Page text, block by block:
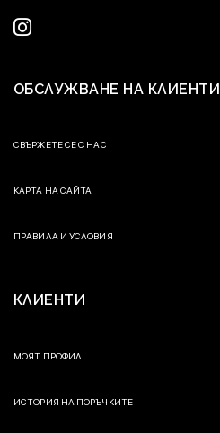
ОБСЛУЖВАНЕ НА КЛИЕНТИ
СВЪРЖЕТЕ СЕ С НАС
КАРТА НА САЙТА
ПРАВИЛА И УСЛОВИЯ
КЛИЕНТИ
МОЯТ ПРОФИЛ
ИСТОРИЯ НА ПОРЪЧКИТЕ